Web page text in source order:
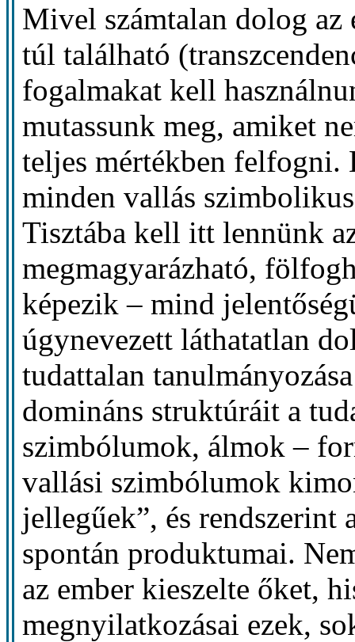
Mivel számtalan dolog az
túl található
fogalmakat kell
mutassunk meg, amiket
teljes mértékben felfogni.
minden vallás
Tisztába kell itt lennünk
megmagyarázható,
képezik – mind
úgynevezett láthatatlan
tudattalan
domináns struktúráit a
szimbólumok, álmok –
vallási szimbólumok
jellegűek”, és rendszerint
spontán produktumai.
az ember kieszelte őket,
megnyilatkozásai ezek,